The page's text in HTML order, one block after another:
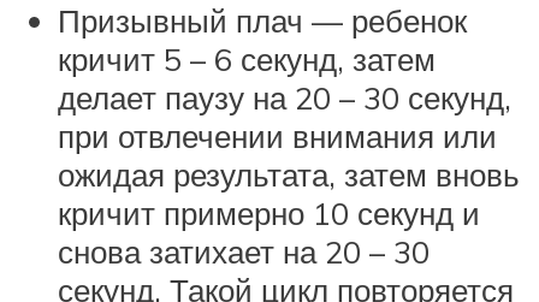
Призывный плач — ребенок
кричит 5 – 6 секунд, затем
делает паузу на 20 – 30 секунд,
при отвлечении внимания или
ожидая результата, затем вновь
кричит примерно 10 секунд и
снова затихает на 20 – 30
секунд. Такой цикл повторяется